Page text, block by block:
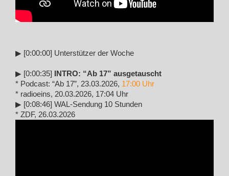
▶︎ [0:00:00] Unterstützer der Woche
▶︎ [0:00:35]
INTRO: “Ab 17” ausgetauscht
* Podcast: “Ab 17”, 23.03.2026, 17:00 Uhr
* radioeins, 20.03.2026, 17:04 Uhr
▶︎ [0:08:46] WAL-Sendung 10 Stunden
* ZDF, 26.03.2026